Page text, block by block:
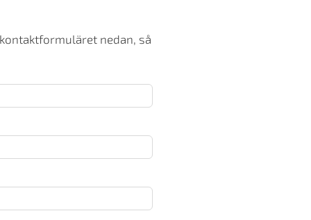
nedan, så